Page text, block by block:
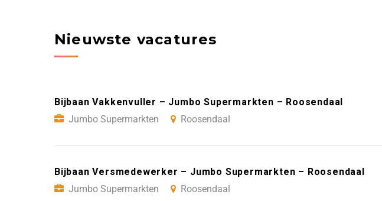
Nieuwste vacatures
Bijbaan Vakkenvuller – Jumbo Supermarkten – Roosendaal
Jumbo Supermarkten
Roosendaal
Bijbaan Versmedewerker – Jumbo Supermarkten – Roosendaal
Jumbo Supermarkten
Roosendaal